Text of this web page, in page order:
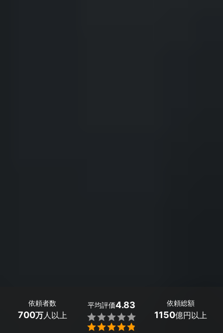
依頼者数
700万人以上
平均評価4.83


依頼総額
1150億円以上